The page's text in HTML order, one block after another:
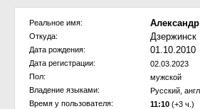
Реальное имя: Александр
Откуда: Дзержинск
Дата рождения: 01.10.2010
Дата регистрации:
02.03.2023
Пол:
мужской
Владение языками:
Русский,
Время у пользователя:
11:10 (+3 ч.)